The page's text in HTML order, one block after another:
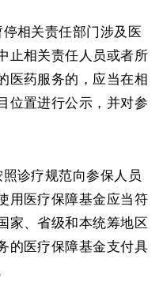
相关责任部门涉及医
止相关责任人员或者所
医药服务的，应当在相
位置进行公示，并对参
诊疗规范向参保人员
用医疗保障基金应当符
家、省级和本统筹地区
的医疗保障基金支付具